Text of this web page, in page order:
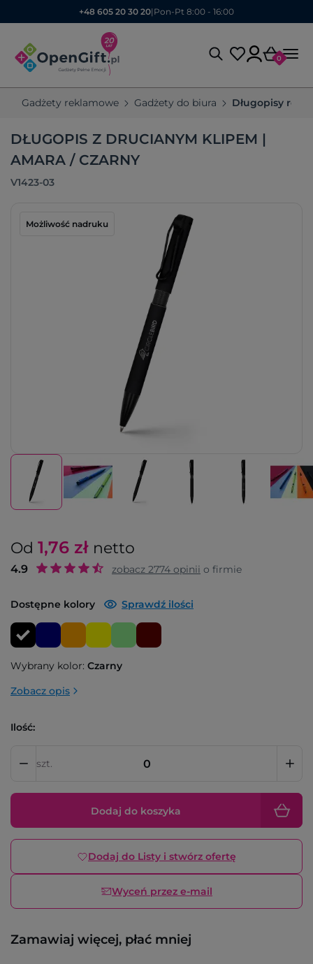
+48 605 20 30 20| Pon-Pt 8:00 - 16:00
0
Gadżety reklamowe Gadżety do biura Długopisy
DŁUGOPIS Z DRUCIANYM KLIPEM |
AMARA / CZARNY
V1423-03
Możliwość nadruku
Od 1,76 zł netto
4.9 zobacz 2774 opinii o firmie
Dostępne kolory Sprawdź ilości
Wybrany kolor: Czarny
Zobacz opis
Ilość:
szt.
Dodaj do koszyka
Dodaj do Listy i stwórz ofertę
Wyceń przez e-mail
Zamawiaj więcej, płać mniej